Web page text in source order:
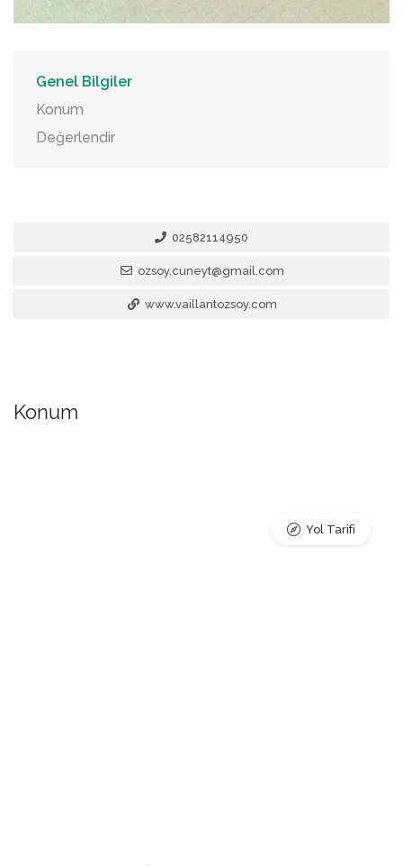
Genel Bilgiler
Konum
Değerlendir
02582114950
ozsoy.cuneyt@gmail.com
www.vaillantozsoy.com
Konum
Yol Tarifi